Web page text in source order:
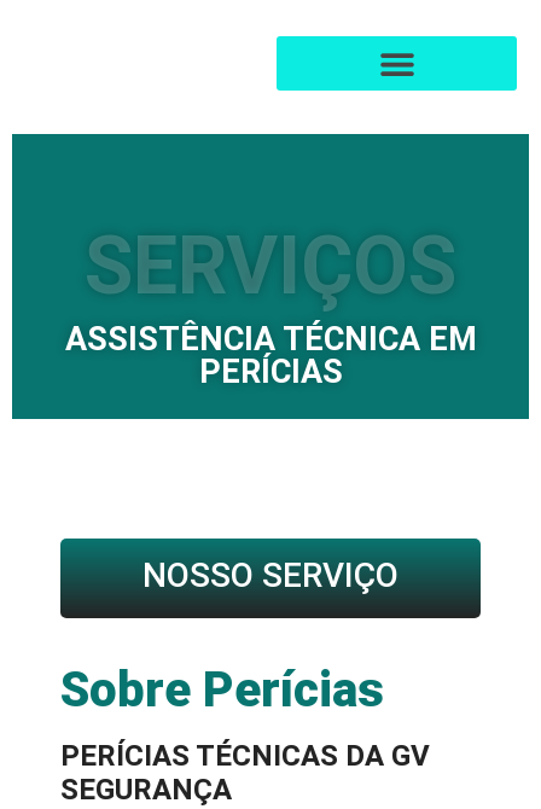
SERVIÇOS
ASSISTÊNCIA TÉCNICA EM
PERÍCIAS
NOSSO SERVIÇO
Sobre Perícias
PERÍCIAS TÉCNICAS DA GV
SEGURANÇA